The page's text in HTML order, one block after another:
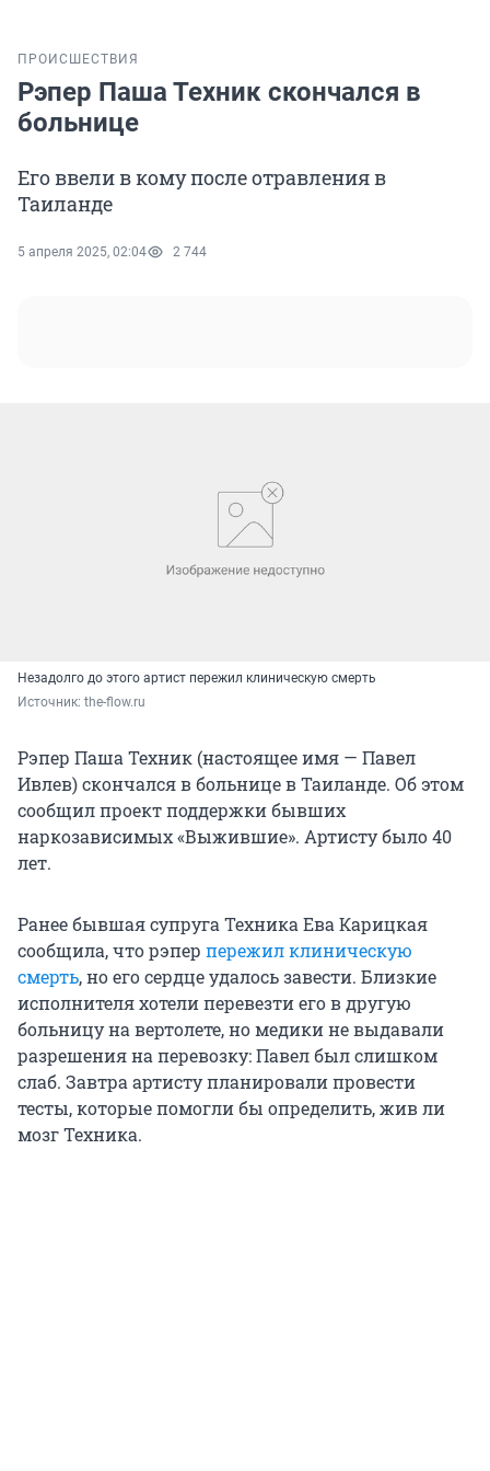
ПРОИСШЕСТВИЯ
Рэпер Паша Техник скончался в
больнице
Его ввели в кому после отравления в
Таиланде
5 апреля 2025, 02:04 2 744
Незадолго до этого артист пережил клиническую смерть
Источник: the-flow.ru
Рэпер Паша Техник (настоящее имя — Павел
Ивлев) скончался в больнице в Таиланде. Об этом
сообщил проект поддержки бывших
наркозависимых «Выжившие». Артисту было 40
лет.
Ранее бывшая супруга Техника Ева Карицкая
сообщила, что рэпер пережил клиническую
смерть, но его сердце удалось завести. Близкие
исполнителя хотели перевезти его в другую
больницу на вертолете, но медики не выдавали
разрешения на перевозку: Павел был слишком
слаб. Завтра артисту планировали провести
тесты, которые помогли бы определить, жив ли
мозг Техника.